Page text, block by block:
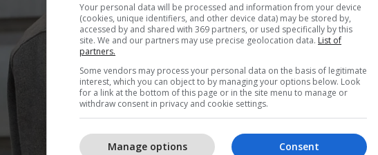
Your personal data will be processed and information from your device
(cookies, unique identifiers, and other device data) may be stored by,
accessed by and shared with 369 partners, or used specifically by this
site. We and our partners may use precise geolocation data. List of
partners.
Some vendors may process your personal data on the basis of legitimate
interest, which you can object to by managing your options below. Look
for a link at the bottom of this page or in the site menu to manage or
withdraw consent in privacy and cookie settings.
Consent
Manage options